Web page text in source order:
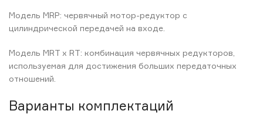
Модель MRP: червячный мотор-редуктор с
цилиндрической передачей на входе.
Модель MRT x RT: комбинация червячных редукторов,
используемая для достижения больших передаточных
отношений.
Варианты комплектаций